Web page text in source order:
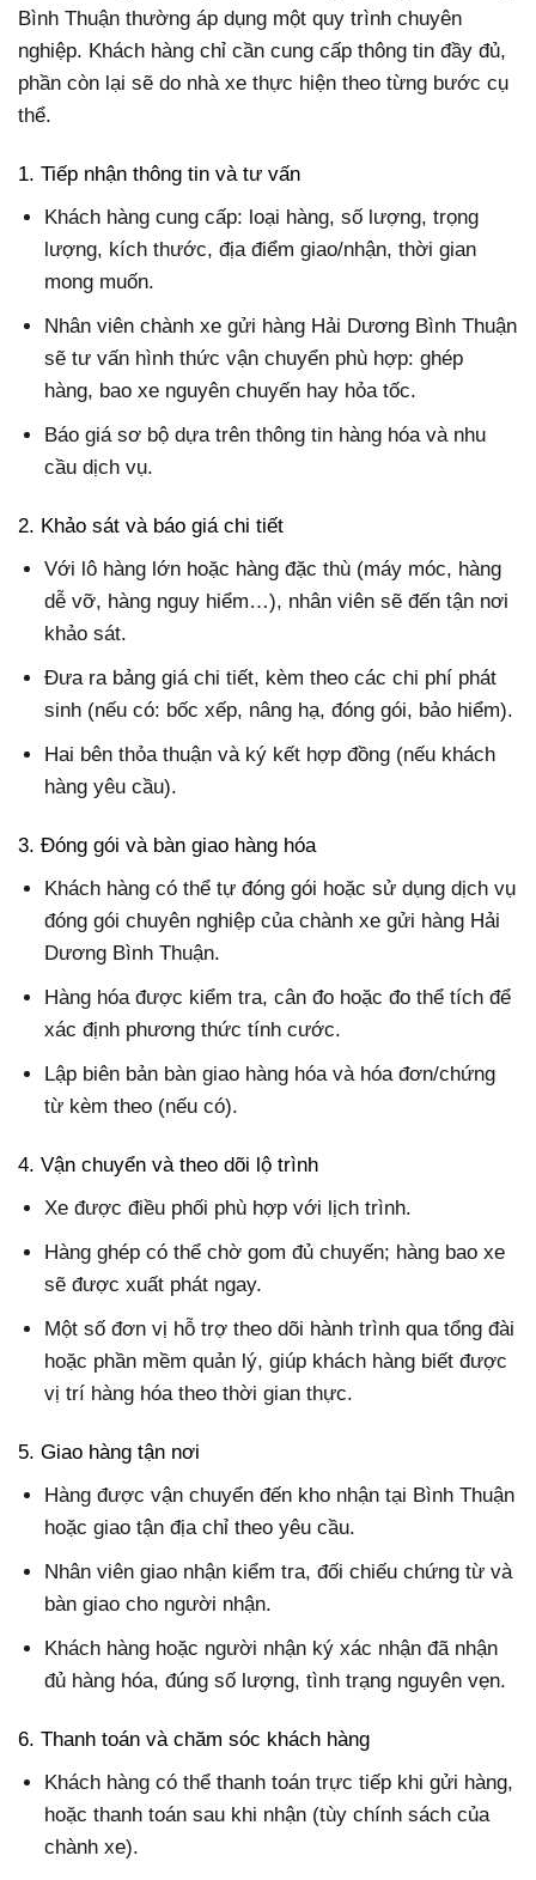
Bình Thuận thường áp dụng một quy trình chuyên
nghiệp. Khách hàng chỉ cần cung cấp thông tin đầy đủ,
phần còn lại sẽ do nhà xe thực hiện theo từng bước cụ
thể.
1. Tiếp nhận thông tin và tư vấn
Khách hàng cung cấp: loại hàng, số lượng, trọng
lượng, kích thước, địa điểm giao/nhận, thời gian
mong muốn.
Nhân viên chành xe gửi hàng Hải Dương Bình Thuận
sẽ tư vấn hình thức vận chuyển phù hợp: ghép
hàng, bao xe nguyên chuyến hay hỏa tốc.
Báo giá sơ bộ dựa trên thông tin hàng hóa và nhu
cầu dịch vụ.
2. Khảo sát và báo giá chi tiết
Với lô hàng lớn hoặc hàng đặc thù (máy móc, hàng
dễ vỡ, hàng nguy hiểm…), nhân viên sẽ đến tận nơi
khảo sát.
Đưa ra bảng giá chi tiết, kèm theo các chi phí phát
sinh (nếu có: bốc xếp, nâng hạ, đóng gói, bảo hiểm).
Hai bên thỏa thuận và ký kết hợp đồng (nếu khách
hàng yêu cầu).
3. Đóng gói và bàn giao hàng hóa
Khách hàng có thể tự đóng gói hoặc sử dụng dịch vụ
đóng gói chuyên nghiệp của chành xe gửi hàng Hải
Dương Bình Thuận.
Hàng hóa được kiểm tra, cân đo hoặc đo thể tích để
xác định phương thức tính cước.
Lập biên bản bàn giao hàng hóa và hóa đơn/chứng
từ kèm theo (nếu có).
4. Vận chuyển và theo dõi lộ trình
Xe được điều phối phù hợp với lịch trình.
Hàng ghép có thể chờ gom đủ chuyến; hàng bao xe
sẽ được xuất phát ngay.
Một số đơn vị hỗ trợ theo dõi hành trình qua tổng đài
hoặc phần mềm quản lý, giúp khách hàng biết được
vị trí hàng hóa theo thời gian thực.
5. Giao hàng tận nơi
Hàng được vận chuyển đến kho nhận tại Bình Thuận
hoặc giao tận địa chỉ theo yêu cầu.
Nhân viên giao nhận kiểm tra, đối chiếu chứng từ và
bàn giao cho người nhận.
Khách hàng hoặc người nhận ký xác nhận đã nhận
đủ hàng hóa, đúng số lượng, tình trạng nguyên vẹn.
6. Thanh toán và chăm sóc khách hàng
Khách hàng có thể thanh toán trực tiếp khi gửi hàng,
hoặc thanh toán sau khi nhận (tùy chính sách của
chành xe).